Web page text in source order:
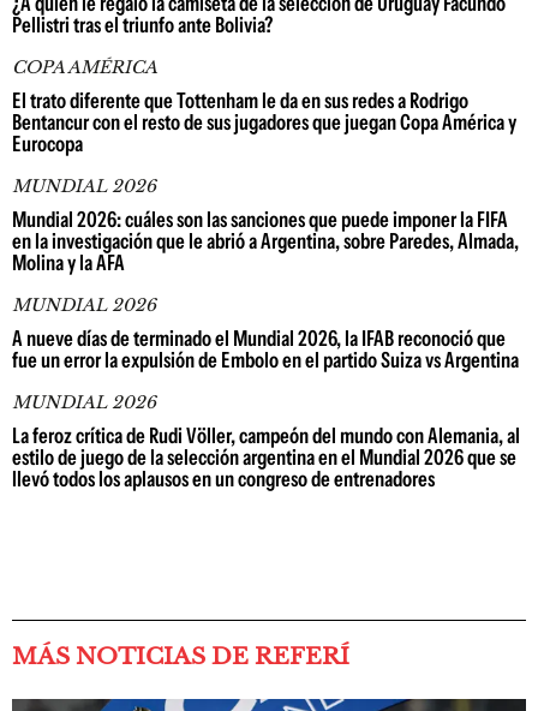
Pellistri tras el triunfo ante Bolivia?
COPA AMÉRICA
El trato diferente que Tottenham le da en sus redes a Rodrigo
Bentancur con el resto de sus jugadores que juegan Copa América y
Eurocopa
MUNDIAL 2026
Mundial 2026: cuáles son las sanciones que puede imponer la FIFA
en la investigación que le abrió a Argentina, sobre Paredes, Almada,
Molina y la AFA
MUNDIAL 2026
A nueve días de terminado el Mundial 2026, la IFAB reconoció que
fue un error la expulsión de Embolo en el partido Suiza vs Argentina
MUNDIAL 2026
La feroz crítica de Rudi Völler, campeón del mundo con Alemania, al
estilo de juego de la selección argentina en el Mundial 2026 que se
llevó todos los aplausos en un congreso de entrenadores
MÁS NOTICIAS DE REFERÍ